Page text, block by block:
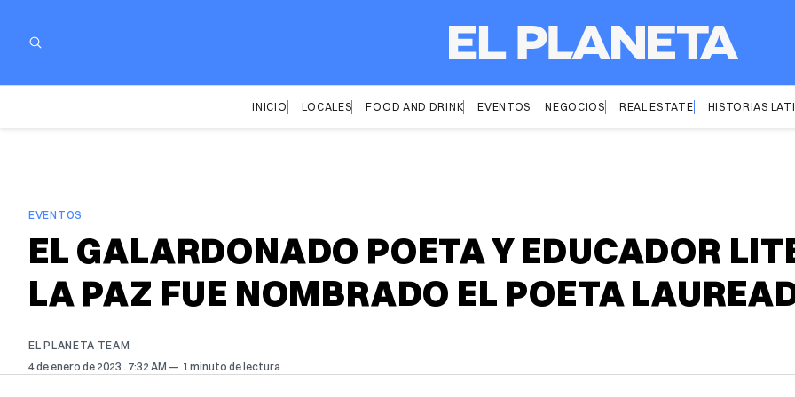
INICIO LOCALES FOOD AND DRINK EVENTOS NEGOCIOS REAL ESTATE HISTORIAS
EVENTOS
EL GALARDONADO POETA Y EDUCADOR
LA PAZ FUE NOMBRADO EL POETA
EL PLANETA TEAM
4 de enero de 2023 . 7:32 AM 1 minuto de lectura